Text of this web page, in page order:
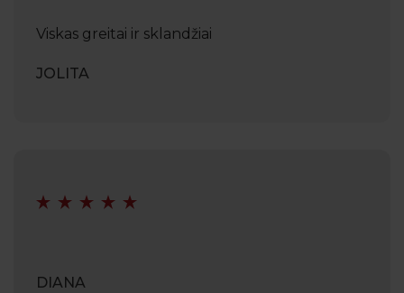
Viskas greitai ir sklandžiai
JOLITA
DIANA